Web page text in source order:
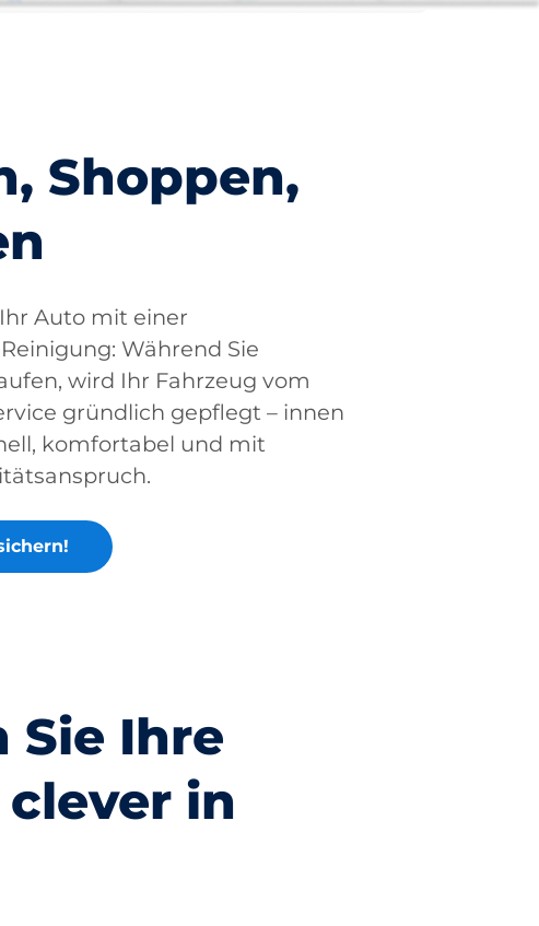
Shoppen,
Auto mit einer
Während Sie
wird Ihr Fahrzeug vom
gründlich gepflegt – innen
komfortabel und mit
Sie Ihre
in